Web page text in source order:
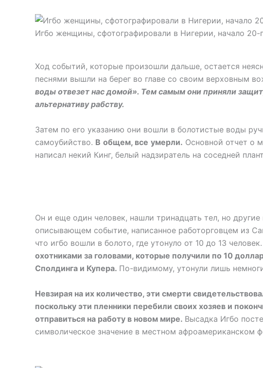
Игбо женщины, сфотографировали в Нигерии, начало 20-
Ход событий, которые произошли дальше, остается
песнями вышли на берег во главе со своим верховным
воды отвезет нас домой». Тем самым они приняли
альтернативу рабству.
Затем по его указанию они вошли в болотистые воды
самоубийство. В общем, все умерли. Основной отчет о
написал некий Кинг, белый надзиратель на соседней
Он и еще один человек, нашли тринадцать тел, но
описывающем событие, написанное работорговцем из
что игбо вошли в болото, где утонуло от 10 до 13 человек.
охотниками за головами, которые получили по 10
Сполдинга и Купера. По-видимому, утонули лишь
Невзирая на их количество, эти смерти
поскольку эти пленники перебили своих хозяев и
отправиться на работу в новом мире. Высадка Игбо
символическое значение в местном афроамериканском